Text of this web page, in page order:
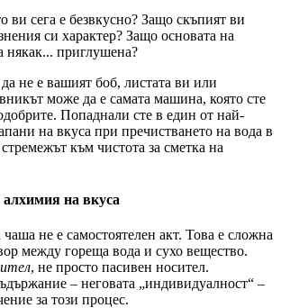
ви сега е безвкусно? Защо скъпият ви
си характер? Защо основата на
някак... приглушена?
не е вашият боб, листата ви или
може да е самата машина, която сте
Попаднали сте в един от най-
на вкуса при пречистването на вода в
към чистота за сметка на
на вкуса
не е самостоятелен акт. Това е сложна
между гореща вода и сухо вещество.
, не просто пасивен носител.
– неговата „индивидуалност“ –
за този процес.